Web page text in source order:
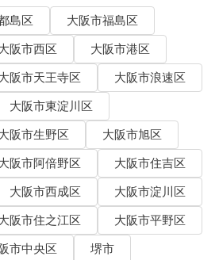
島区
大阪市福島区
阪市西区
大阪市港区
阪市天王寺区
大阪市浪速区
大阪市東淀川区
阪市生野区
大阪市旭区
阪市阿倍野区
大阪市住吉区
大阪市西成区
大阪市淀川区
阪市住之江区
大阪市平野区
市中央区
堺市